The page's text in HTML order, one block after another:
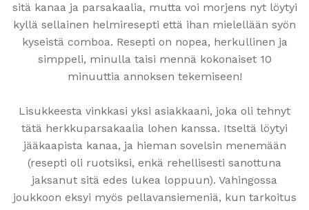
sitä kanaa ja parsakaalia, mutta voi morjens nyt löytyi
kyllä sellainen helmiresepti että ihan mielellään syön
kyseistä comboa. Resepti on nopea, herkullinen ja
simppeli, minulla taisi mennä kokonaiset 10
minuuttia annoksen tekemiseen!
Lisukkeesta vinkkasi yksi asiakkaani, joka oli tehnyt
tätä herkkuparsakaalia lohen kanssa. Itseltä löytyi
jääkaapista kanaa, ja hieman sovelsin menemään
(resepti oli ruotsiksi, enkä rehellisesti sanottuna
jaksanut sitä edes lukea loppuun). Vahingossa
joukkoon eksyi myös pellavansiemeniä, kun tarkoitus